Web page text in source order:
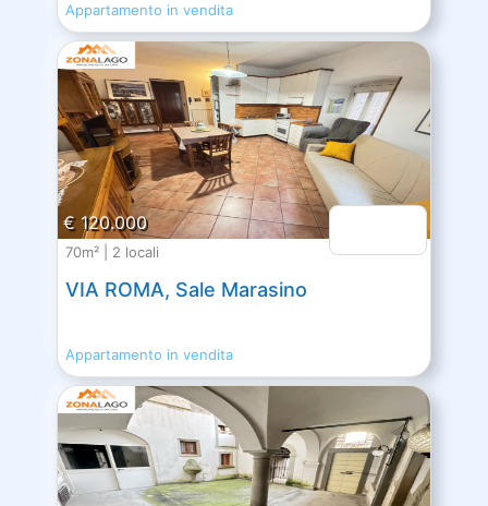
Appartamento in vendita
€ 120.000
70m² | 2 locali
VIA ROMA, Sale Marasino
Appartamento in vendita